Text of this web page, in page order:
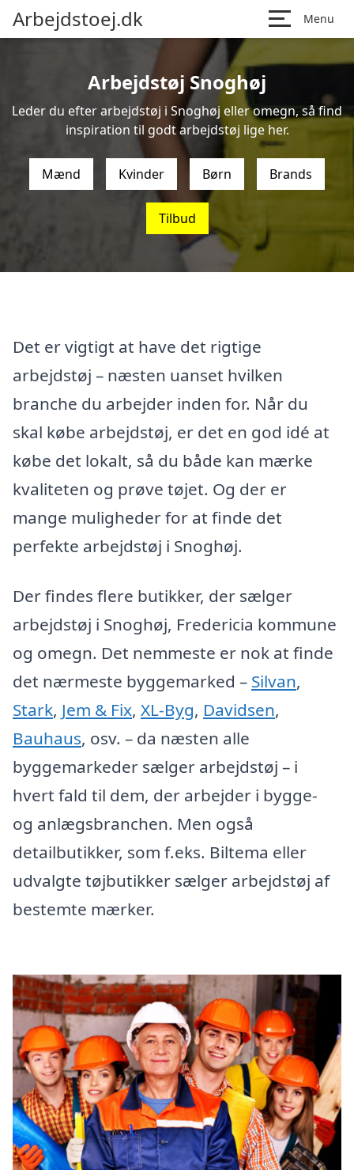
Arbejdstoej.dk Menu
Arbejdstøj Snoghøj
Leder du efter arbejdstøj i Snoghøj eller omegn, så find
inspiration til godt arbejdstøj lige her.
Mænd Kvinder Børn Brands
Tilbud
Det er vigtigt at have det rigtige
arbejdstøj – næsten uanset hvilken
branche du arbejder inden for. Når du
skal købe arbejdstøj, er det en god idé at
købe det lokalt, så du både kan mærke
kvaliteten og prøve tøjet. Og der er
mange muligheder for at finde det
perfekte arbejdstøj i Snoghøj.
Der findes flere butikker, der sælger
arbejdstøj i Snoghøj, Fredericia kommune
og omegn. Det nemmeste er nok at finde
det nærmeste byggemarked – Silvan,
Stark, Jem & Fix, XL-Byg, Davidsen,
Bauhaus, osv. – da næsten alle
byggemarkeder sælger arbejdstøj – i
hvert fald til dem, der arbejder i bygge-
og anlægsbranchen. Men også
detailbutikker, som f.eks. Biltema eller
udvalgte tøjbutikker sælger arbejdstøj af
bestemte mærker.